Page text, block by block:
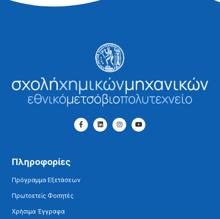
Πληροφορίες
Πρόγραμμα Εξετάσεων
Πρωτοετείς Φοιτητές
Χρήσιμα Έγγραφα